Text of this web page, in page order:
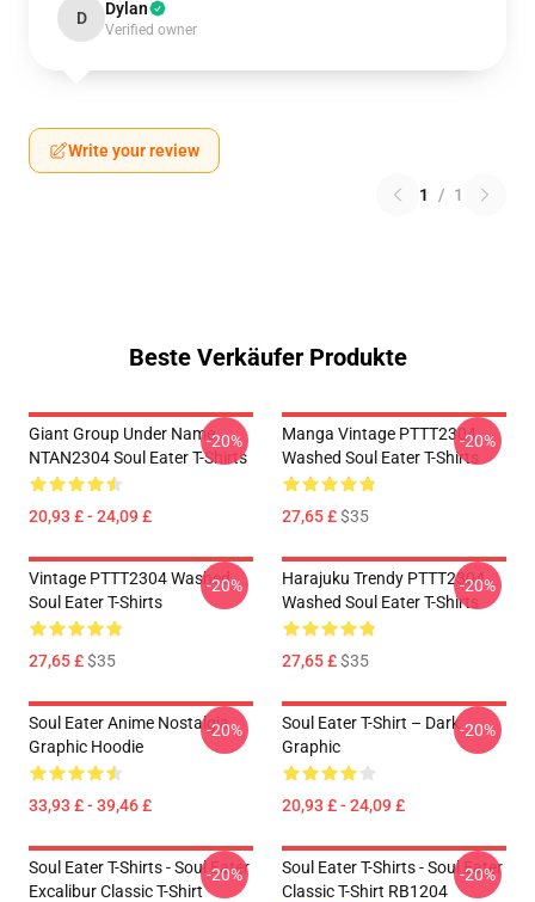
D Dylan
Verified owner
Write your review
1 / 1
Beste Verkäufer Produkte
Giant Group Under Name
NTAN2304 Soul Eater T-Shirts
20,93 £ - 24,09 £
-20%
Manga Vintage PTTT2304
Washed Soul Eater T-Shirts
27,65 £$35
-20%
Vintage PTTT2304 Washed
Soul Eater T-Shirts
27,65 £$35
-20%
Harajuku Trendy PTTT2304
Washed Soul Eater T-Shirts
27,65 £$35
-20%
Soul Eater Anime Nostalgia
Graphic Hoodie
33,93 £ - 39,46 £
-20%
Soul Eater T-Shirt – Dark
Graphic
20,93 £ - 24,09 £
-20%
Soul Eater T-Shirts - Soul Eater
Excalibur Classic T-Shirt
-20%
Soul Eater T-Shirts - Soul Eater
Classic T-Shirt RB1204
-20%